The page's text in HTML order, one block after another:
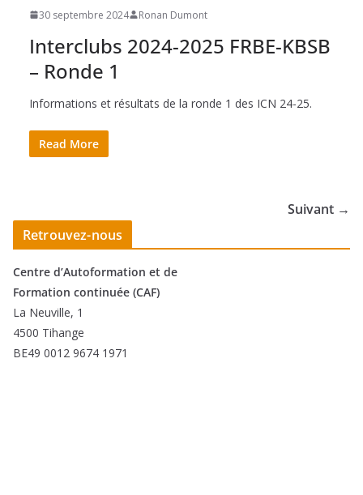
30 septembre 2024 Ronan Dumont
Interclubs 2024-2025 FRBE-KBSB
– Ronde 1
Informations et résultats de la ronde 1 des ICN 24-25.
Read More
Suivant →
Retrouvez-nous
Centre d’Autoformation et de
Formation continuée (CAF)
La Neuville, 1
4500 Tihange
BE49 0012 9674 1971